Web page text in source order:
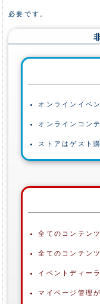
必要です。
オンラインイベ
オンラインコン
ストアはゲスト
全てのコンテン
全てのコンテン
イベントディー
マイページ管理